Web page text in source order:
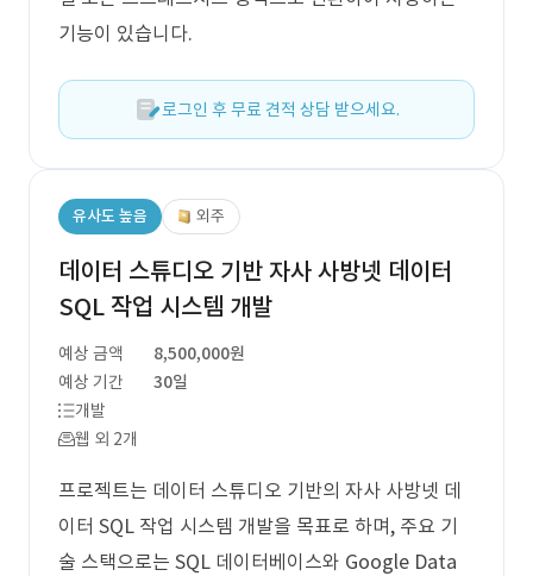
기능이 있습니다.
로그인 후 무료 견적 상담 받으세요.
유사도 높음 외주
데이터 스튜디오 기반 자사 사방넷 데이터
SQL 작업 시스템 개발
예상 금액
8,500,000원
예상 기간
30일
개발
웹 외 2개
프로젝트는 데이터 스튜디오 기반의 자사 사방넷 데
이터 SQL 작업 시스템 개발을 목표로 하며, 주요 기
술 스택으로는 SQL 데이터베이스와 Google Data